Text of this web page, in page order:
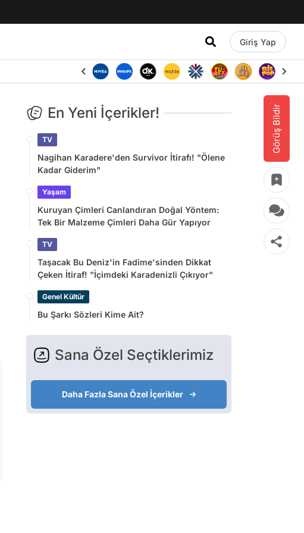
Giriş Yap
Görüş Bildir
En Yeni İçerikler!
TV
Nagihan Karadere'den Survivor İtirafı! "Ölene
Kadar Giderim"
Yaşam
Kuruyan Çimleri Canlandıran Doğal Yöntem:
Tek Bir Malzeme Çimleri Daha Gür Yapıyor
TV
Taşacak Bu Deniz'in Fadime'sinden Dikkat
Çeken İtiraf! "İçimdeki Karadenizli Çıkıyor"
Genel Kültür
Bu Şarkı Sözleri Kime Ait?
Sana Özel Seçtiklerimiz
Daha Fazla Sana Özel İçerikler